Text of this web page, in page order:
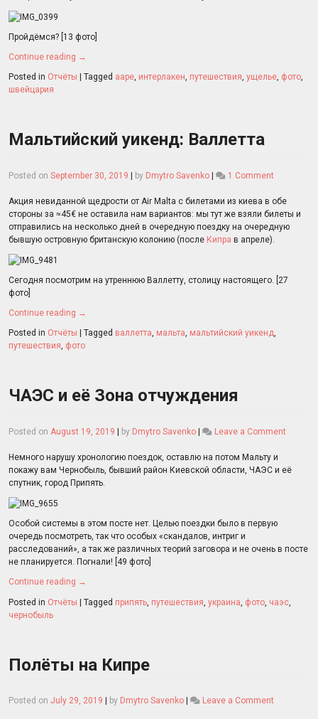
Пройдёмся? [13 фото]
Continue reading →
Posted in Отчёты Tagged ааре, интерлакен, путешествия, ущелье, фото,
швейцария
Мальтийский уикенд: Валлетта
Posted on September 30, 2019 | by Dmytro Savenko | 1 Comment
уикенд:
Валлетта
Акция невиданной щедрости от Air Malta с билетами из киева в обе
стороны за ≈45€ не оставила нам вариантов: мы тут же взяли билеты и
отправились на несколько дней в очередную поездку на очередную
бывшую островную британскую колонию (после Кипра в апреле).
Сегодня посмотрим на утреннюю Валлетту, столицу настоящего. [27
фото]
Continue reading →
Posted in Отчёты Tagged валлетта, мальта, мальтийский уикенд,
путешествия, фото
ЧАЭС и её Зона отчуждения
Posted on August 19, 2019 | by Dmytro Savenko | Leave a Comment
её
Немного нарушу хронологию поездок, оставлю на потом Мальту и
покажу вам Чернобыль, бывший район Киевской области, ЧАЭС и её
спутник, город Припять.
Особой системы в этом посте нет. Целью поездки было в первую
очередь посмотреть, так что особых «скандалов, интриг и
расследований», а так же различных теорий заговора и не очень в посте
не планируется. Погнали! [49 фото]
Continue reading →
Posted in Отчёты | Tagged припять путешествия украина фото чаэс
чернобыль
Полёты на Кипре
Posted on July 29, 2019 | by Dmytro Savenko | Leave a Comment